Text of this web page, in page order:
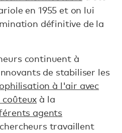
en 1955 et on lui
définitive de la
continuent à
de stabiliser les
à l'air avec
coûteux à la
agents
travaillent